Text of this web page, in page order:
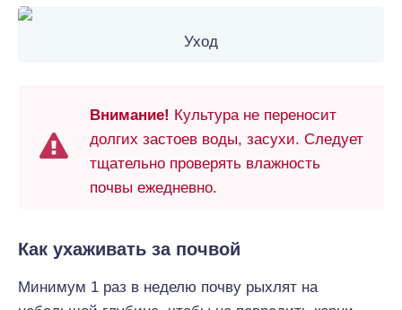
Уход
Внимание! Культура не переносит
долгих застоев воды, засухи. Следует
тщательно проверять влажность
почвы ежедневно.
Как ухаживать за почвой
Минимум 1 раз в неделю почву рыхлят на